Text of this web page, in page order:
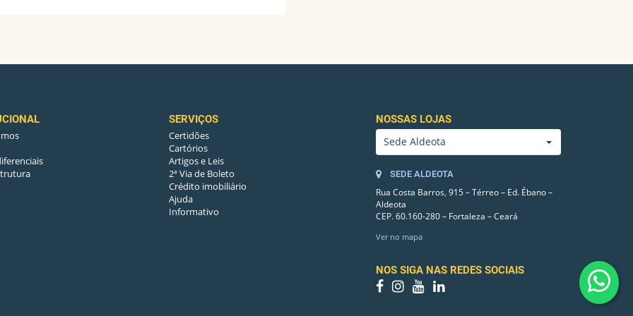
SERVIÇOS
Certidões
Cartórios
Artigos e Leis
2ª Via de Boleto
Crédito imobiliário
Ajuda
Informativo
NOSSAS LOJAS
Sede Aldeota
SEDE ALDEOTA
Rua Costa Barros, 915 – Térreo – Ed. Ébano –
Aldeota
CEP. 60.160-280 – Fortaleza – Ceará
Ver no mapa
NOS SIGA NAS REDES SOCIAIS